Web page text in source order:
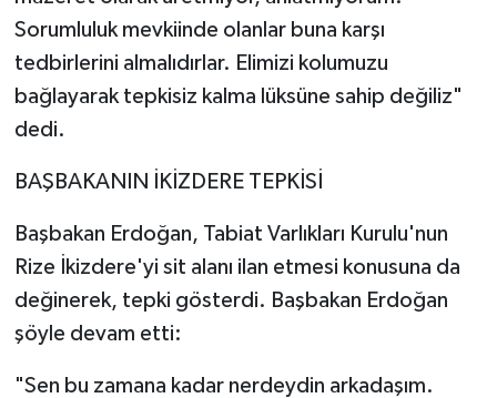
Sorumluluk mevkiinde olanlar buna karşı
tedbirlerini almalıdırlar. Elimizi kolumuzu
bağlayarak tepkisiz kalma lüksüne sahip değiliz"
dedi.
BAŞBAKANIN İKİZDERE TEPKİSİ
Başbakan Erdoğan, Tabiat Varlıkları Kurulu'nun
Rize İkizdere'yi sit alanı ilan etmesi konusuna da
değinerek, tepki gösterdi. Başbakan Erdoğan
şöyle devam etti:
"Sen bu zamana kadar nerdeydin arkadaşım.